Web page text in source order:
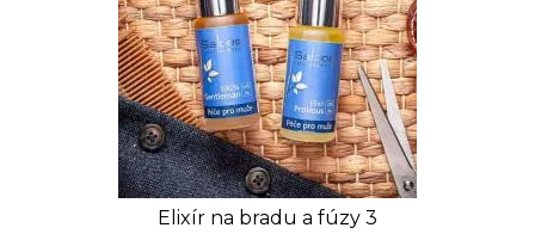
Elixír na bradu a fúzy 3